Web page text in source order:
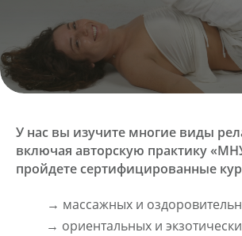
У нас вы изучите многие виды
включая авторскую практику
пройдете сертифицированные
→ ориентальных и
→ массажных и